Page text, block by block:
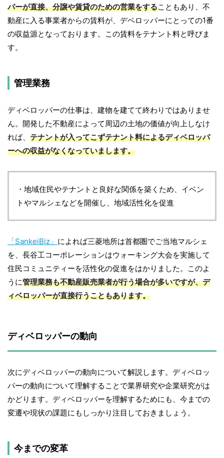
パーが直接、分譲や賃貸のための営業をすることもあり、不
動産に入る事業者からの賃料が、デベロッパーにとっての1番
の収益源となっております。この賃料をテナント料と呼びま
す。
管理業務
ディベロッパーの仕事は、建物を建てて終わりではありませ
ん。開発した不動産によって周辺の土地の価値が向上しなけ
れば、 テナントが入ってこずテナント料によるディベロッパ
ーへの収益がなくなっていまします。
・地域住民やテナントと良好な関係を築くため、イベン
トやマルシェなどを開催し、地域活性化を促進
「SankeiBiz」 によれば三菱地所は首都圏でご当地マルシェ
を、長谷工コーポレーションはウォーキング大会を実施して
住民コミュニティーを活性化の促進をはかりました。このよ
うに管理業務も不動産販売業者が行う場合が多いですが、デ
ィベロッパーが直接行うこともあります。
ディベロッパーの動向
次にディベロッパーの動向について解説します。ディベロッ
パーの動向について理解することで業界研究や企業研究がは
かどります。ディベロッパーを理解するためにも、今までの
変遷や現状の課題にもしっかり注目しておきましょう。
今までの変革